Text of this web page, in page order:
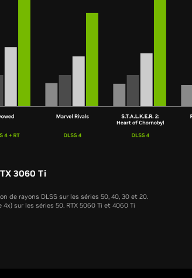
3060 Ti
de rayons DLSS sur les séries 50, 40, 30 et 20.
sur les séries 50. RTX 5060 Ti et 4060 Ti